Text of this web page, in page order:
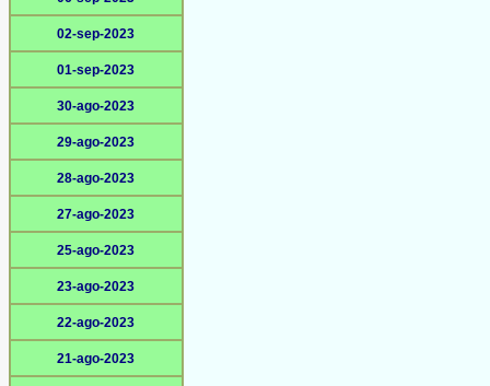
02-sep-2023
01-sep-2023
30-ago-2023
29-ago-2023
28-ago-2023
27-ago-2023
25-ago-2023
23-ago-2023
22-ago-2023
21-ago-2023